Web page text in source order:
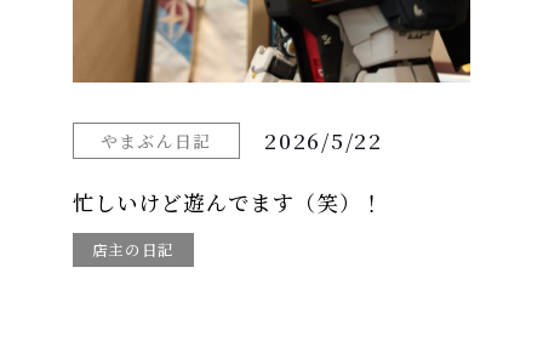
やまぶん日記 2026/5/22
忙しいけど遊んでます（笑）！
店主の日記